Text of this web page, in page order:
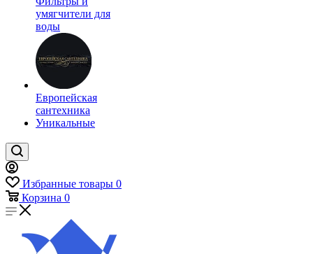
умягчители для
воды
Европейская
сантехника
Уникальные
Избранные товары 0
Корзина 0